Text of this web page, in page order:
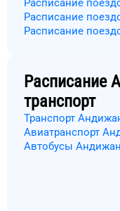
Расписание
Расписание
Расписание
Расписание
транспорт
Транспорт
Авиатранспорт
Автобусы